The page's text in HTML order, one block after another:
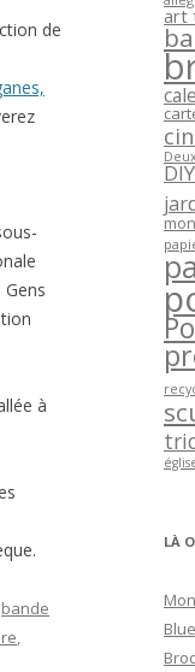
de
à
bande
,
art
DIY
LÀ